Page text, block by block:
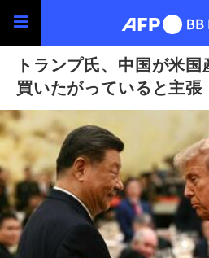
トランプ氏、中国が米
買いたがっていると主張